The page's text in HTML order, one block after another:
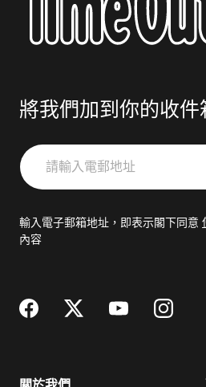
將我們加到你的收件
請
輸
郵
輸入電子郵箱地址，即表示閣下同意
內容